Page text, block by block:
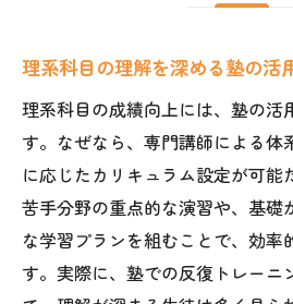
理系科目の理解を深める塾の活
理系科目の成績向上には、塾の活
す。なぜなら、専門講師による体
に応じたカリキュラム設定が可能
苦手分野の重点的な演習や、基礎
な学習プランを組むことで、効率
す。実際に、塾での反復トレーニ